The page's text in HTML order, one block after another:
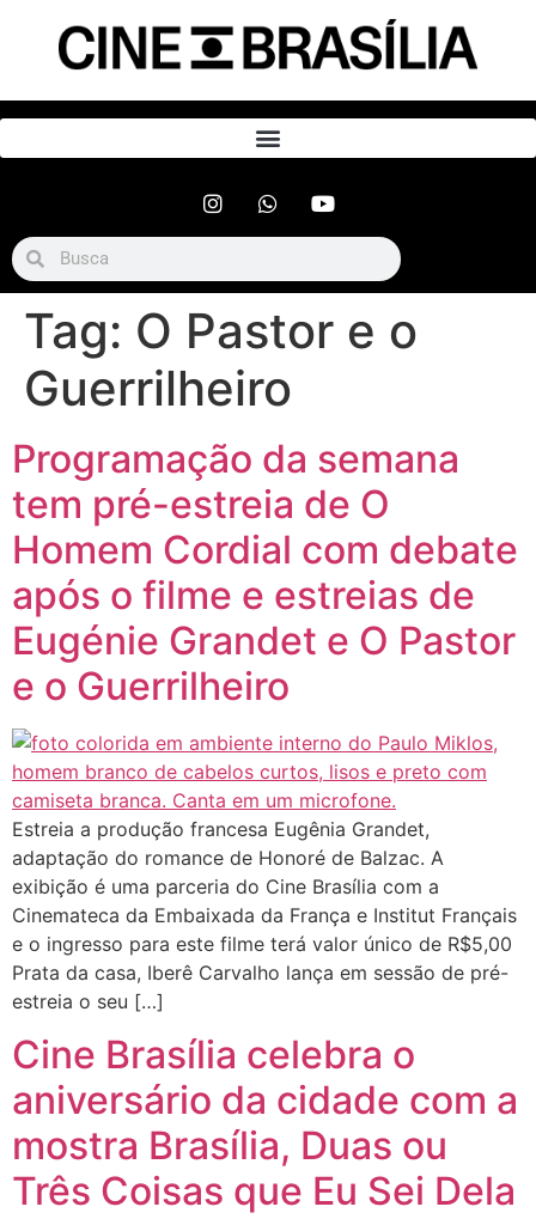
Tag: O Pastor e o
Guerrilheiro
Programação da semana
tem pré-estreia de O
Homem Cordial com debate
após o filme e estreias de
Eugénie Grandet e O Pastor
e o Guerrilheiro
Estreia a produção francesa Eugênia Grandet,
adaptação do romance de Honoré de Balzac. A
exibição é uma parceria do Cine Brasília com a
Cinemateca da Embaixada da França e Institut Français
e o ingresso para este filme terá valor único de R$5,00
Prata da casa, Iberê Carvalho lança em sessão de pré-
estreia o seu […]
Cine Brasília celebra o
aniversário da cidade com a
mostra Brasília, Duas ou
Três Coisas que Eu Sei Dela